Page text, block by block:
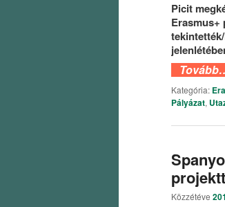
Picit
Kategória:
Pályázat,
Közzétéve